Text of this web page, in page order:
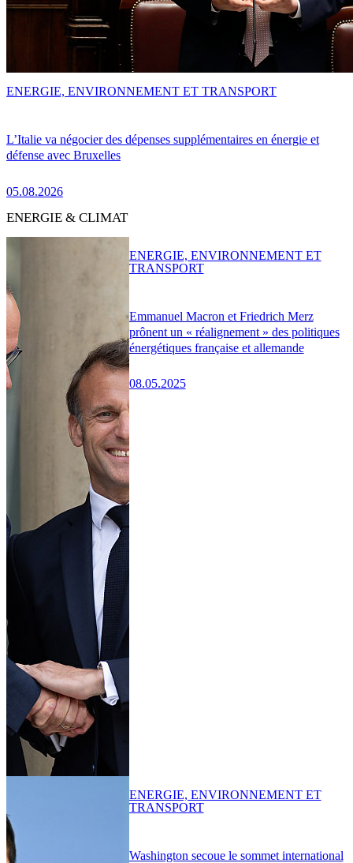
L’Italie va négocier des dépenses supplémentaires en énergie et
défense avec Bruxelles
05.08.2026
ENERGIE, ENVIRONNEMENT ET TRANSPORT
ENERGIE & CLIMAT
Emmanuel Macron et Friedrich Merz
prônent un « réalignement » des politiques
énergétiques française et allemande
08.05.2025
ENERGIE, ENVIRONNEMENT ET
TRANSPORT
Washington secoue le sommet international
ENERGIE, ENVIRONNEMENT ET
TRANSPORT